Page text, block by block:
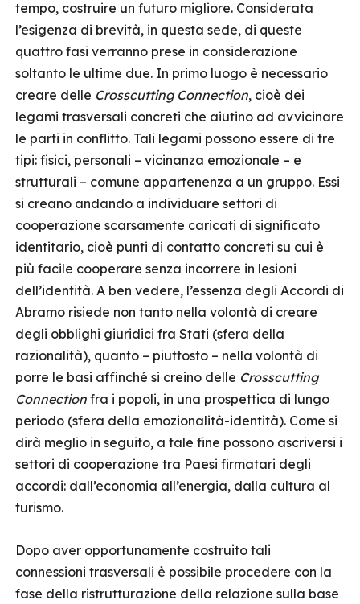
tempo, costruire un futuro migliore. Considerata
l’esigenza di brevità, in questa sede, di queste
quattro fasi verranno prese in considerazione
soltanto le ultime due. In primo luogo è necessario
creare delle Crosscutting Connection, cioè dei
legami trasversali concreti che aiutino ad avvicinare
le parti in conflitto. Tali legami possono essere di tre
tipi: fisici, personali – vicinanza emozionale – e
strutturali – comune appartenenza a un gruppo. Essi
si creano andando a individuare settori di
cooperazione scarsamente caricati di significato
identitario, cioè punti di contatto concreti su cui è
più facile cooperare senza incorrere in lesioni
dell’identità. A ben vedere, l’essenza degli Accordi di
Abramo risiede non tanto nella volontà di creare
degli obblighi giuridici fra Stati (sfera della
razionalità), quanto – piuttosto – nella volontà di
porre le basi affinché si creino delle Crosscutting
Connection fra i popoli, in una prospettica di lungo
periodo (sfera della emozionalità-identità). Come si
dirà meglio in seguito, a tale fine possono ascriversi i
settori di cooperazione tra Paesi firmatari degli
accordi: dall’economia all’energia, dalla cultura al
turismo.
Dopo aver opportunamente costruito tali
connessioni trasversali è possibile procedere con la
fase della ristrutturazione della relazione sulla base